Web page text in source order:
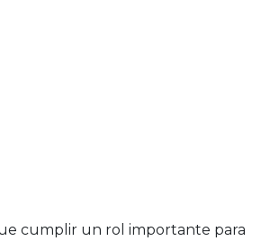
cumplir un rol importante para